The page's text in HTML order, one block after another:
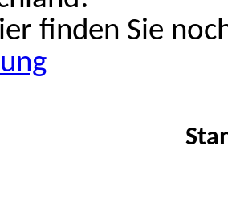
finden Sie